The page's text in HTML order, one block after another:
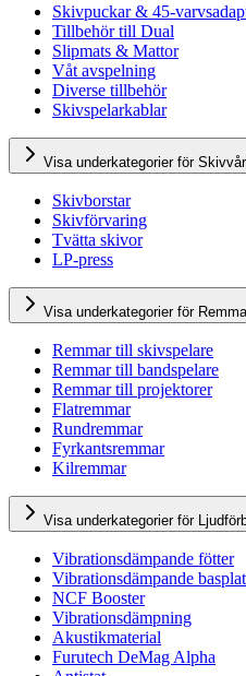
Skivpuckar & 45-
Tillbehör till Dual
Slipmats & Mattor
Våt avspelning
Diverse tillbehör
Skivspelarkablar
Visa underkategorier för
Skivborstar
Skivförvaring
Tvätta skivor
LP-press
Visa underkategorier för
Remmar till skivspelare
Remmar till bandspelare
Remmar till projektorer
Flatremmar
Rundremmar
Fyrkantsremmar
Kilremmar
Visa underkategorier för
Vibrationsdämpande fötter
Vibrationsdämpande
NCF Booster
Vibrationsdämpning
Akustikmaterial
Furutech DeMag Alpha